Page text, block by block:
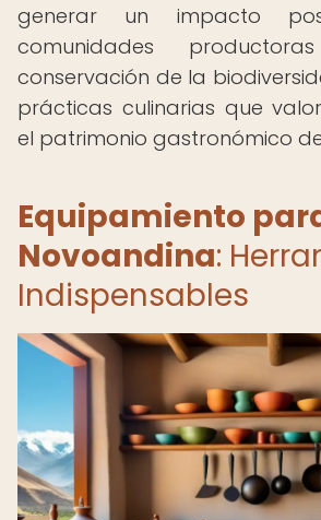
generar un impacto
comunidades
conservación de la
prácticas culinarias que
el patrimonio gastronómico
Equipamiento
Novoandina:
Indispensables